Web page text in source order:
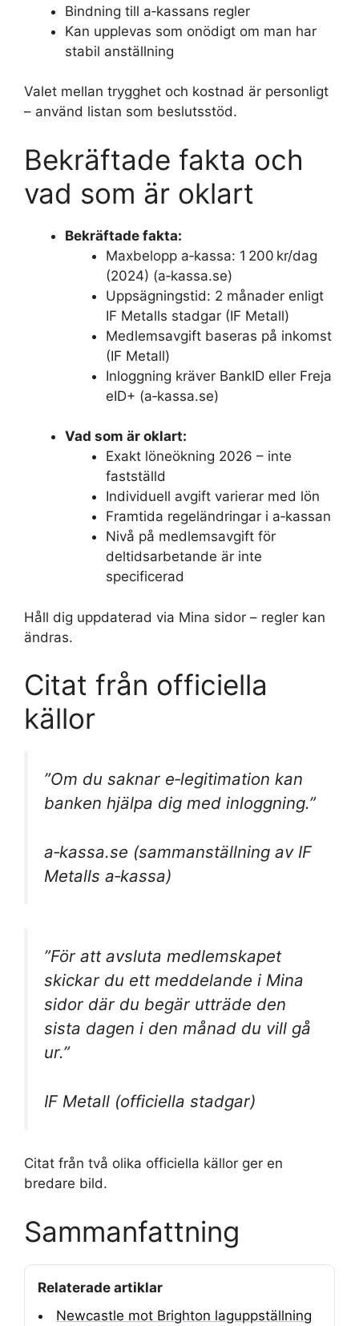
Bindning till a‑kassans regler
Kan upplevas som onödigt om man har
stabil anställning
Valet mellan trygghet och kostnad är personligt
– använd listan som beslutsstöd.
Bekräftade fakta och
vad som är oklart
Bekräftade fakta:
Maxbelopp a‑kassa: 1 200 kr/dag
(2024) (a‑kassa.se)
Uppsägningstid: 2 månader enligt
IF Metalls stadgar (IF Metall)
Medlemsavgift baseras på inkomst
(IF Metall)
Inloggning kräver BankID eller Freja
eID+ (a‑kassa.se)
Vad som är oklart:
Exakt löneökning 2026 – inte
fastställd
Individuell avgift varierar med lön
Framtida regeländringar i a‑kassan
Nivå på medlemsavgift för
deltidsarbetande är inte
specificerad
Håll dig uppdaterad via Mina sidor – regler kan
ändras.
Citat från officiella
källor
”Om du saknar e‑legitimation kan
banken hjälpa dig med inloggning.”
a‑kassa.se (sammanställning av IF
Metalls a‑kassa)
”För att avsluta medlemskapet
skickar du ett meddelande i Mina
sidor där du begär utträde den
sista dagen i den månad du vill gå
ur.”
IF Metall (officiella stadgar)
Citat från två olika officiella källor ger en
bredare bild.
Sammanfattning
Relaterade artiklar
Newcastle mot Brighton laguppställning